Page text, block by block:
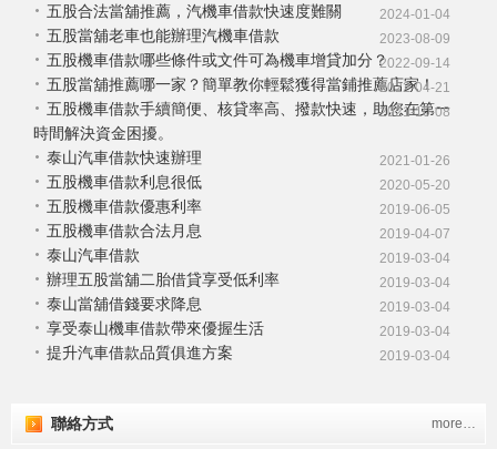
五股合法當舖推薦，汽機車借款快速度難關 2024-01-04
五股當舖老車也能辦理汽機車借款 2023-08-09
五股機車借款哪些條件或文件可為機車增貸加分？2022-09-14
五股當舖推薦哪一家？簡單教你輕鬆獲得當鋪推薦店家！
2022-04-21
五股機車借款手續簡便、核貸率高、撥款快速，助您在第一
時間解決資金困擾。
2021-10-08
泰山汽車借款快速辦理 2021-01-26
五股機車借款利息很低 2020-05-20
五股機車借款優惠利率 2019-06-05
五股機車借款合法月息 2019-04-07
泰山汽車借款 2019-03-04
辦理五股當舖二胎借貸享受低利率 2019-03-04
泰山當舖借錢要求降息 2019-03-04
享受泰山機車借款帶來優握生活 2019-03-04
提升汽車借款品質俱進方案 2019-03-04
聯絡方式 more…